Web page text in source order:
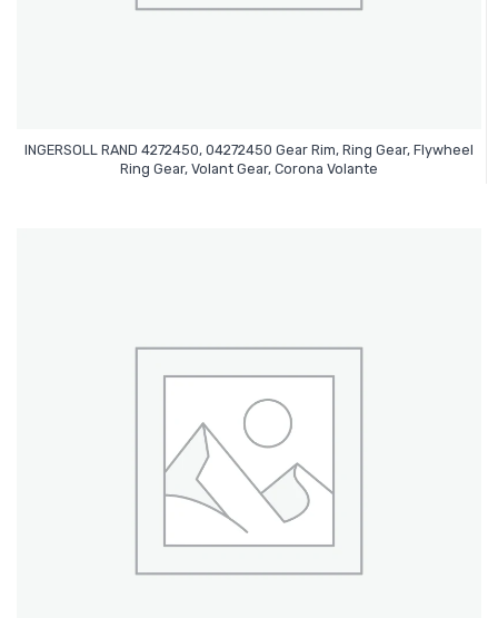
INGERSOLL RAND 4272450, 04272450 Gear Rim, Ring Gear, Flywheel
Ring Gear, Volant Gear, Corona Volante
Leer Más